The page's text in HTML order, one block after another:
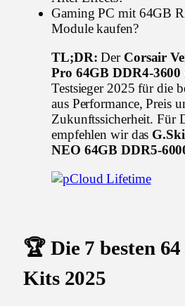
Gaming PC mit 64GB
Module kaufen?
TL;DR: Der Corsair
Pro 64GB DDR4-3600
Testsieger 2025 für die
aus Performance, Preis
Zukunftssicherheit. Für
empfehlen wir das
NEO 64GB DDR5-
🏆 Die 7 besten
Kits 2025